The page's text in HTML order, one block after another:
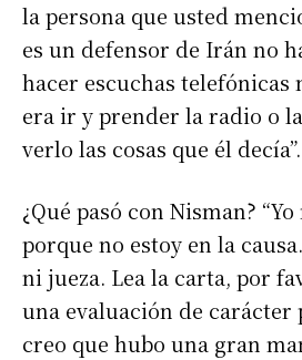
la persona que usted
es un defensor de Irán no
hacer escuchas
era ir y prender la radio o
verlo las cosas que él decía”.
¿Qué pasó con Nisman?
porque no estoy en la
ni jueza. Lea la carta, por
una evaluación de
creo que hubo una gran